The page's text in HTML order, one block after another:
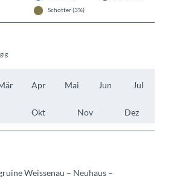
Schotter (3%)
Apr Mai Jun Jul
Okt Nov Dez
Weissenau – Neuhaus –